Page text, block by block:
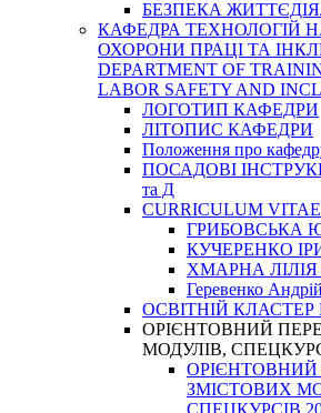
БЕЗПЕКА
КАФЕДРА ТЕХНОЛОГІЙ
ОХОРОНИ ПРАЦІ ТА
DEPARTMENT OF
LABOR SAFETY AND
ЛОГОТИП КАФЕДРИ
ЛІТОПИС КАФЕДРИ
Положення про
ПОСАДОВІ
та Д
CURRICULUM
ГРИБОВСЬКА
КУЧЕРЕНКО
ХМАРНА ЛІЛІЯ
Геревенко
ОСВІТНІЙ
ОРІЄНТОВНИЙ
МОДУЛІВ,
ОРІЄНТОВНИЙ
ЗМІСТОВИХ
СПЕЦКУРСІВ